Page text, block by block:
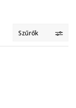
Szűrők